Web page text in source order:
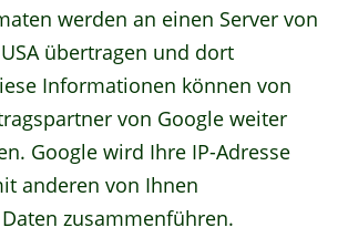
werden an einen Server von
übertragen und dort
Informationen können von
von Google weiter
Google wird Ihre IP-Adresse
anderen von Ihnen
zusammenführen.